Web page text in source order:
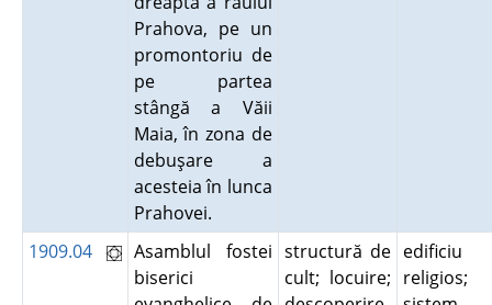
Prahova, pe un
promontoriu de
pe partea
stângă a Văii
Maia, în zona de
debuşare a
acesteia în lunca
Prahovei.
1909.04
Asamblul fostei
biserici
structură de
cult; locuire;
edificiu
religios;